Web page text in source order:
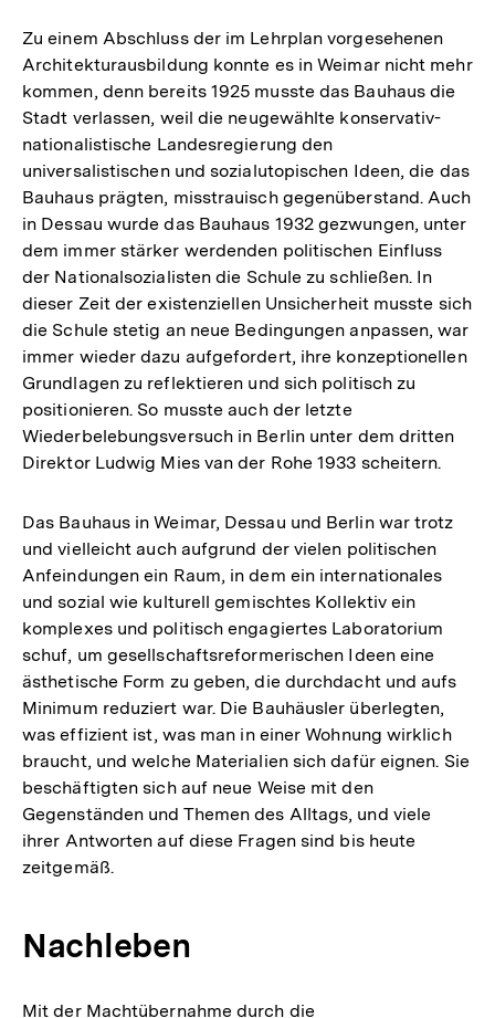
Zu einem Abschluss der im Lehrplan vorgesehenen
Architekturausbildung konnte es in Weimar nicht mehr
kommen, denn bereits 1925 musste das Bauhaus die
Stadt verlassen, weil die neugewählte konservativ-
nationalistische Landesregierung den
universalistischen und sozialutopischen Ideen, die das
Bauhaus prägten, misstrauisch gegenüberstand. Auch
in Dessau wurde das Bauhaus 1932 gezwungen, unter
dem immer stärker werdenden politischen Einfluss
der Nationalsozialisten die Schule zu schließen. In
dieser Zeit der existenziellen Unsicherheit musste sich
die Schule stetig an neue Bedingungen anpassen, war
immer wieder dazu aufgefordert, ihre konzeptionellen
Grundlagen zu reflektieren und sich politisch zu
positionieren. So musste auch der letzte
Wiederbelebungsversuch in Berlin unter dem dritten
Direktor Ludwig Mies van der Rohe 1933 scheitern.
Das Bauhaus in Weimar, Dessau und Berlin war trotz
und vielleicht auch aufgrund der vielen politischen
Anfeindungen ein Raum, in dem ein internationales
und sozial wie kulturell gemischtes Kollektiv ein
komplexes und politisch engagiertes Laboratorium
schuf, um gesellschaftsreformerischen Ideen eine
ästhetische Form zu geben, die durchdacht und aufs
Minimum reduziert war. Die Bauhäusler überlegten,
was effizient ist, was man in einer Wohnung wirklich
braucht, und welche Materialien sich dafür eignen. Sie
beschäftigten sich auf neue Weise mit den
Gegenständen und Themen des Alltags, und viele
ihrer Antworten auf diese Fragen sind bis heute
zeitgemäß.
Nachleben
Mit der Machtübernahme durch die